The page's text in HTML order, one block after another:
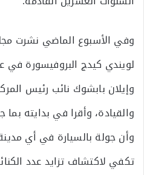
وفي الأسبوع الماضي نشرت
لويندي كيدج البروفيسورة في
وإيلان بابشوك نائب رئيس
والقيادة، وأقرا في بدايته
وأن جولة بالسيارة في أي
تكفي لاكتشاف تزايد عدد